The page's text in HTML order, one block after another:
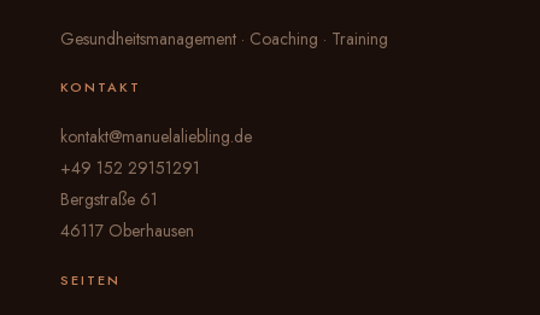
Gesundheitsmanagement · Coaching · Training
KONTAKT
kontakt@manuelaliebling.de
+49 152 29151291
Bergstraße 61
46117 Oberhausen
SEITEN